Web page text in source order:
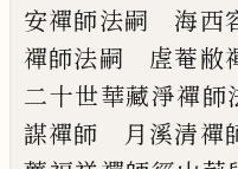
安禪師法嗣 海西
禪師法嗣 虗菴敝
二十世華藏淨禪師
謀禪師 月溪清禪